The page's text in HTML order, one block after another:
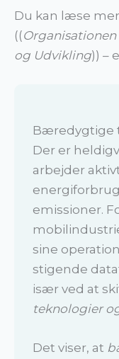
Du kan læse
((
og Udvikling)) –
Bæredygtige
Der er
arbejder
emissioner.
sine
stigende
især ved at
teknologier
Det viser, at